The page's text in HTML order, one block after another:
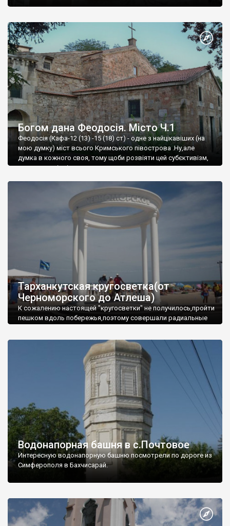
Богом дана Феодосія. Місто Ч.1
Феодосія (Кафа-12 (13) -15 (18) ст) - одне з найцікавіших (на
мою думку) міст всього Кримського півострова .Ну,але
думка в кожного своя, тому щоби розвіяти цей субєктивізм,
запрошую відвідати це
Тарханкутская кругосветка(от
Черноморского до Атлеша)
К сожалению настоящей "кругосветки" не получилось,пройти
пешком вдоль побережья,поэтому совершали радиальные
Водонапорная башня в с.Почтовое
Интересную водонапорную башню посмотрели по дороге из
Симферополя в Бахчисарай.